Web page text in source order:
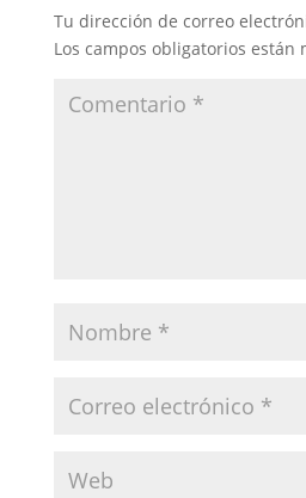
Tu dirección de correo
Los campos obligatorios están